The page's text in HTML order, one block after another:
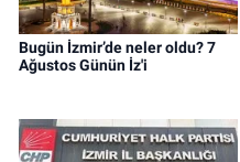
Bugün İzmir’de neler oldu? 7
Ağustos Günün İz'i